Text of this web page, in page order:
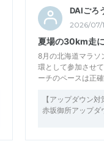
DAIごろ
2026/07/
夏場の30km走
8月の北海道マラ
環として参加させ
ーチのペースは正
【アップダウン
赤坂御所アップ